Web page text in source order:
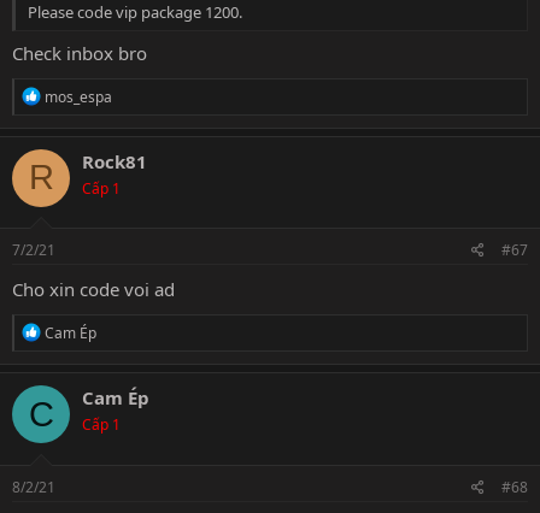
Please code vip package 1200.
Check inbox bro
R
c
t
i
o
s
mos_espa
R Rock81
Cấp 1
7/2/21 #67
Cho xin code voi ad
R
c
t
i
o
s
Cam Ép
C Cam Ép
Cấp 1
8/2/21 #68